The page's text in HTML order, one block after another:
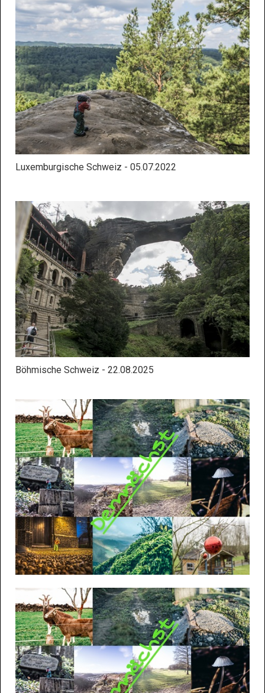
Luxemburgische Schweiz - 05.07.2022
Böhmische Schweiz - 22.08.2025